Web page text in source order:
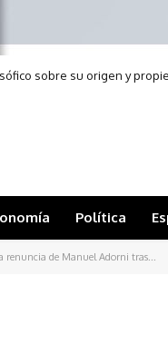
sobre su origen y
Política
renuncia de Manuel Adorni tras...